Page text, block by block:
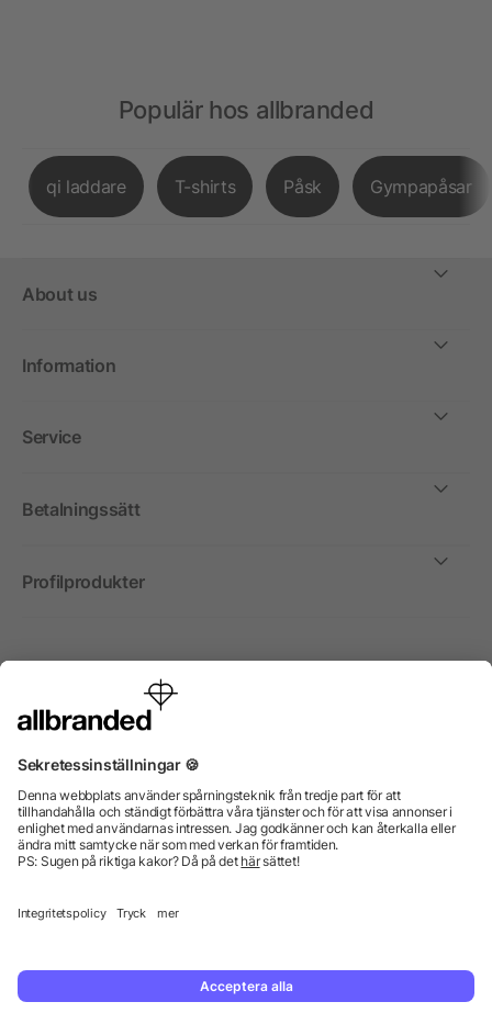
Populär hos allbranded
qi laddare T-shirts Påsk Gympapåsar
About us
Information
Service
Betalningssätt
Profilprodukter
Internationellt
enbart till företag, institutioner, föreningar och
© 2026 allbranded GmbH.